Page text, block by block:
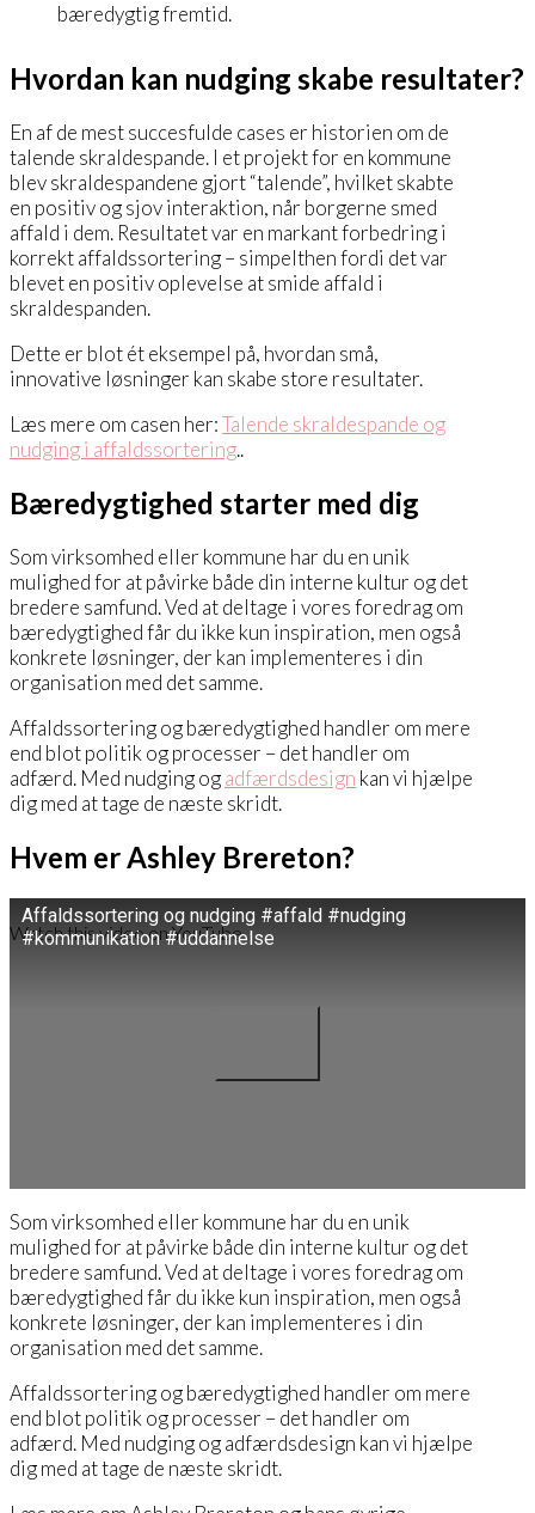
bæredygtig fremtid.
Hvordan kan nudging skabe resultater?
En af de mest succesfulde cases er historien om de
talende skraldespande. I et projekt for en kommune
blev skraldespandene gjort “talende”, hvilket skabte
en positiv og sjov interaktion, når borgerne smed
affald i dem. Resultatet var en markant forbedring i
korrekt affaldssortering – simpelthen fordi det var
blevet en positiv oplevelse at smide affald i
skraldespanden.
Dette er blot ét eksempel på, hvordan små,
innovative løsninger kan skabe store resultater.
Læs mere om casen her:Talende skraldespande og
nudging i affaldssortering..
Bæredygtighed starter med dig
Som virksomhed eller kommune har du en unik
mulighed for at påvirke både din interne kultur og det
bredere samfund. Ved at deltage i vores foredrag om
bæredygtighed får du ikke kun inspiration, men også
konkrete løsninger, der kan implementeres i din
organisation med det samme.
Affaldssortering og bæredygtighed handler om mere
end blot politik og processer – det handler om
adfærd. Med nudging ogadfærdsdesign kan vi hjælpe
dig med at tage de næste skridt.
Hvem er Ashley Brereton?
Affaldssortering og nudging #affald #nudging
#kommunikation #uddannelse
Watch this video on YouTube
Som virksomhed eller kommune har du en unik
mulighed for at påvirke både din interne kultur og det
bredere samfund. Ved at deltage i vores foredrag om
bæredygtighed får du ikke kun inspiration, men også
konkrete løsninger, der kan implementeres i din
organisation med det samme.
Affaldssortering og bæredygtighed handler om mere
end blot politik og processer – det handler om
adfærd. Med nudging og adfærdsdesign kan vi hjælpe
dig med at tage de næste skridt.